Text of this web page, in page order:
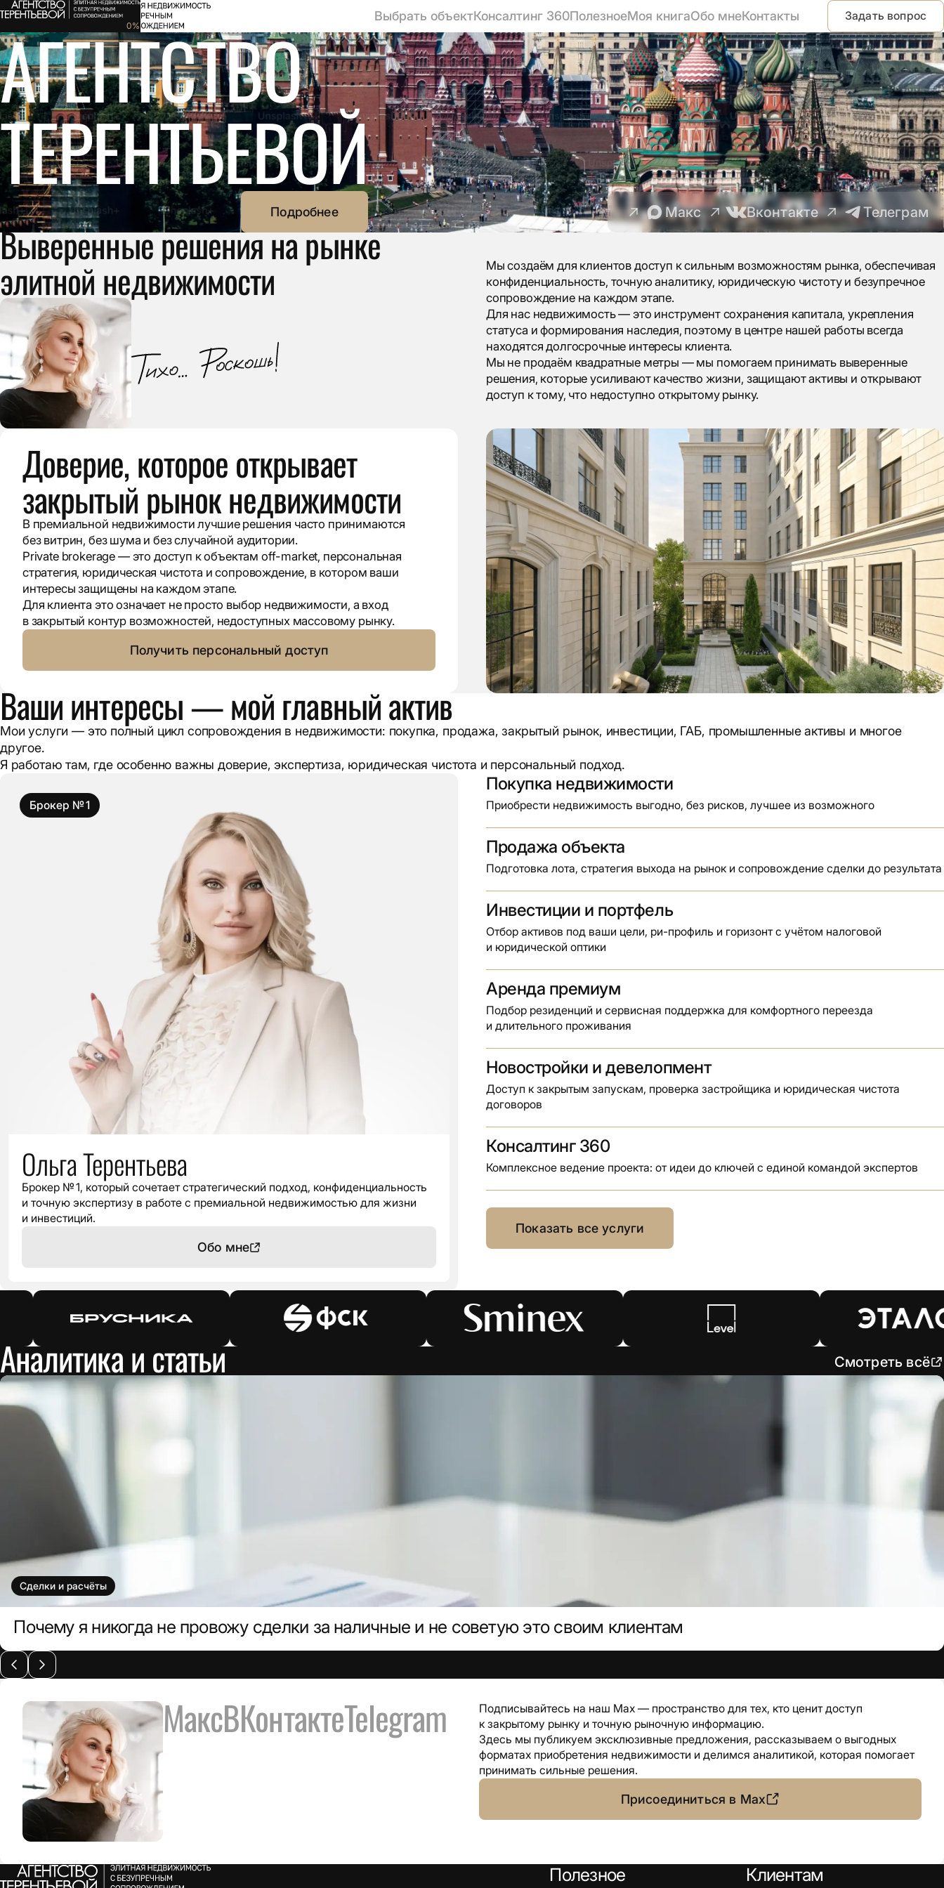
0%
Выбрать объектКонсалтинг 360ПолезноеМоя книгаОбо мнеКонтакты Задать вопрос
ТИХАЯ РОСКОШЬ. СИЛЬНЫЙ РЕЗУЛЬТАТ.
АГЕНТСТВО
ТЕРЕНТЬЕВОЙ
Подробнее Макс Вконтакте Телеграм
Выверенные решения на рынке
элитной недвижимости
Мы создаём для клиентов доступ к сильным возможностям рынка, обеспечивая
конфиденциальность, точную аналитику, юридическую чистоту и безупречное
сопровождение на каждом этапе.
Для нас недвижимость — это инструмент сохранения капитала, укрепления
статуса и формирования наследия, поэтому в центре нашей работы всегда
находятся долгосрочные интересы клиента.
Мы не продаём квадратные метры — мы помогаем принимать выверенные
решения, которые усиливают качество жизни, защищают активы и открывают
доступ к тому, что недоступно открытому рынку.
Доверие, которое открывает
закрытый рынок недвижимости
В премиальной недвижимости лучшие решения часто принимаются
без витрин, без шума и без случайной аудитории.
Private brokerage — это доступ к объектам off-market, персональная
стратегия, юридическая чистота и сопровождение, в котором ваши
интересы защищены на каждом этапе.
Для клиента это означает не просто выбор недвижимости, а вход
в закрытый контур возможностей, недоступных массовому рынку.
Получить персональный доступ
Ваши интересы — мой главный актив
Мои услуги — это полный цикл сопровождения в недвижимости: покупка, продажа, закрытый рынок, инвестиции, ГАБ, промышленные активы и многое
другое.
Я работаю там, где особенно важны доверие, экспертиза, юридическая чистота и персональный подход.
Брокер № 1
Ольга Терентьева
Брокер № 1, который сочетает стратегический подход, конфиденциальность
и точную экспертизу в работе с премиальной недвижимостью для жизни
и инвестиций.
Обо мне
Покупка недвижимости
Приобрести недвижимость выгодно, без рисков, лучшее из возможного
Продажа объекта
Подготовка лота, стратегия выхода на рынок и сопровождение сделки до результата
Инвестиции и портфель
Отбор активов под ваши цели, ри-профиль и горизонт с учётом налоговой
и юридической оптики
Аренда премиум
Подбор резиденций и сервисная поддержка для комфортного переезда
и длительного проживания
Новостройки и девелопмент
Доступ к закрытым запускам, проверка застройщика и юридическая чистота
договоров
Консалтинг 360
Комплексное ведение проекта: от идеи до ключей с единой командой экспертов
Показать все услуги
Аналитика и статьи Смотреть всё
Сделки и расчёты
Почему я никогда не провожу сделки за наличные и не советую это своим клиентам
МаксВКонтактеTelegram
Подписывайтесь на наш Max — пространство для тех, кто ценит доступ
к закрытому рынку и точную рыночную информацию.
Здесь мы публикуем эксклюзивные предложения, рассказываем о выгодных
форматах приобретения недвижимости и делимся аналитикой, которая помогает
принимать сильные решения.
Присоединиться в Max
Полезное Клиентам